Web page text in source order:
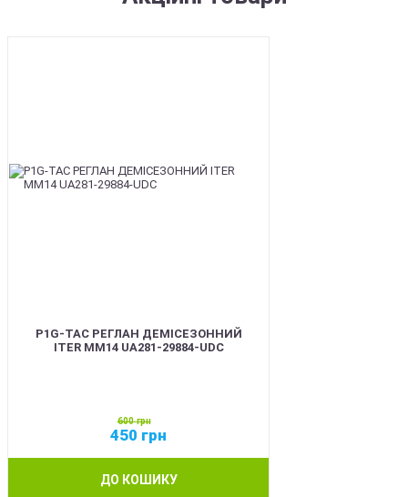
P1G-TAC РЕГЛАН ДЕМІСЕЗОННИЙ
ITER ММ14 UA281-29884-UDC
600грн
450 грн
ДО КОШИКУ